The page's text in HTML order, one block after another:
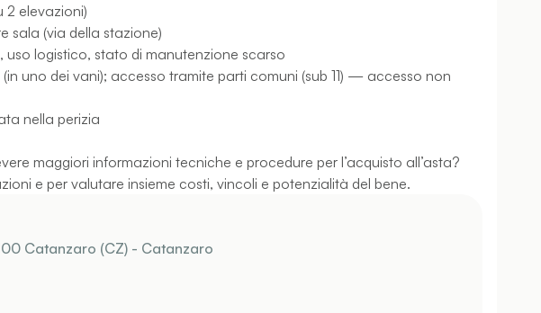
2 elevazioni)
sala (via della stazione)
uso logistico, stato di manutenzione scarso
uno dei vani); accesso tramite parti comuni (sub 11) — accesso non
nella perizia
maggiori informazioni tecniche e procedure per l’acquisto all’asta?
e per valutare insieme costi, vincoli e potenzialità del bene.
Catanzaro (CZ) - Catanzaro